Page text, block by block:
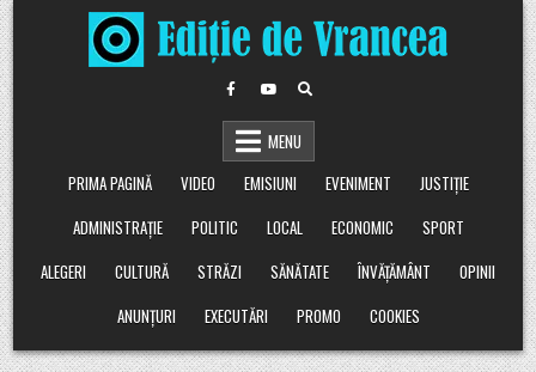
Skip
to
content
MENU
PRIMA PAGINĂ
VIDEO EMISIUNI EVENIMENT
JUSTIȚIE
ADMINISTRAȚIE
POLITIC LOCAL ECONOMIC
SPORT
ALEGERI
CULTURĂ STRĂZI SĂNĂTATE ÎNVĂȚĂMÂNT
OPINII
ANUNȚURI
EXECUTĂRI PROMO COOKIES